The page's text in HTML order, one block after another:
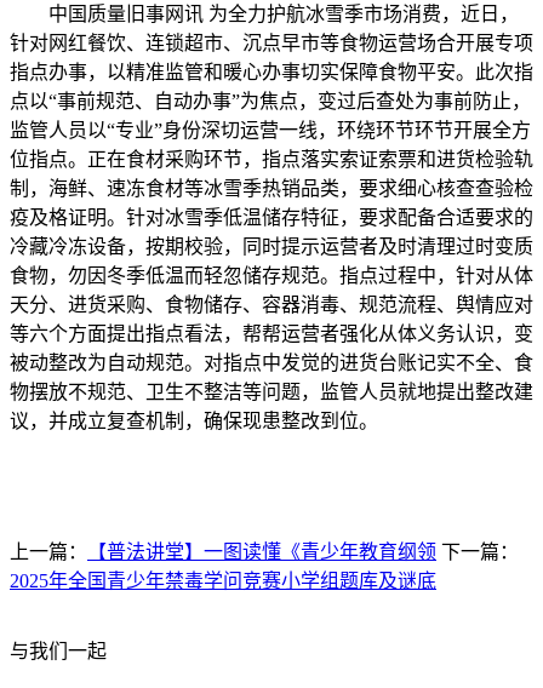
中国质量旧事网讯 为全力护航冰雪季市场消费，近日，
针对网红餐饮、连锁超市、沉点早市等食物运营场合开展专项
指点办事，以精准监管和暖心办事切实保障食物平安。此次指
点以“事前规范、自动办事”为焦点，变过后查处为事前防止，
监管人员以“专业”身份深切运营一线，环绕环节环节开展全方
位指点。正在食材采购环节，指点落实索证索票和进货检验轨
制，海鲜、速冻食材等冰雪季热销品类，要求细心核查查验检
疫及格证明。针对冰雪季低温储存特征，要求配备合适要求的
冷藏冷冻设备，按期校验，同时提示运营者及时清理过时变质
食物，勿因冬季低温而轻忽储存规范。指点过程中，针对从体
天分、进货采购、食物储存、容器消毒、规范流程、舆情应对
等六个方面提出指点看法，帮帮运营者强化从体义务认识，变
被动整改为自动规范。对指点中发觉的进货台账记实不全、食
物摆放不规范、卫生不整洁等问题，监管人员就地提出整改建
议，并成立复查机制，确保现患整改到位。
上一篇： 【普法讲堂】一图读懂《青少年教育纲领 下一篇：
2025年全国青少年禁毒学问竞赛小学组题库及谜底
与我们一起